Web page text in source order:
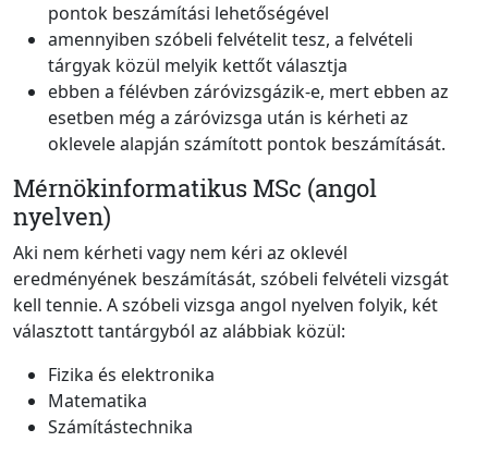
pontok beszámítási lehetőségével
amennyiben szóbeli felvételit tesz, a felvételi
tárgyak közül melyik kettőt választja
ebben a félévben záróvizsgázik-e, mert ebben az
esetben még a záróvizsga után is kérheti az
oklevele alapján számított pontok beszámítását.
Mérnökinformatikus MSc (angol
nyelven)
Aki nem kérheti vagy nem kéri az oklevél
eredményének beszámítását, szóbeli felvételi vizsgát
kell tennie. A szóbeli vizsga angol nyelven folyik, két
választott tantárgyból az alábbiak közül:
Fizika és elektronika
Matematika
Számítástechnika